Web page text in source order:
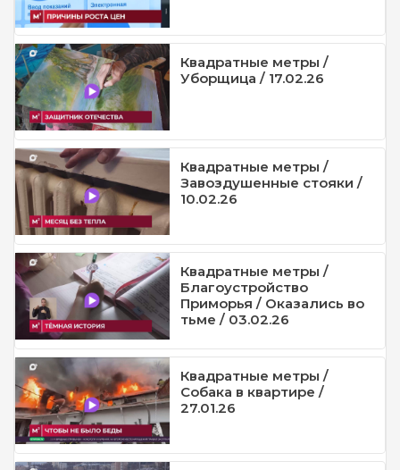
Квадратные метры /
Уборщица / 17.02.26
Квадратные метры /
Завоздушенные стояки /
10.02.26
Квадратные метры /
Благоустройство
Приморья / Оказались во
тьме / 03.02.26
Квадратные метры /
Собака в квартире /
27.01.26